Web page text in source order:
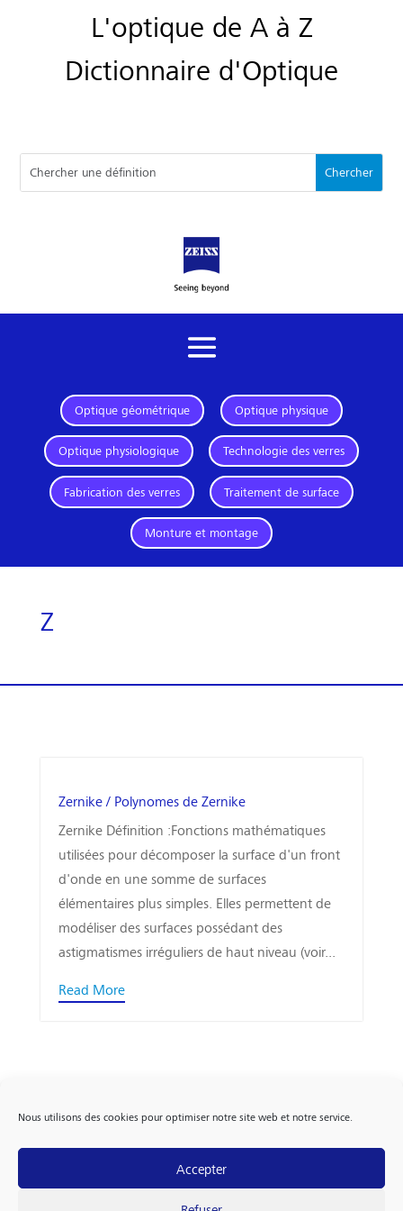
Nous utilisons des cookies pour optimiser notre site web et notre service.
Accepter
L'optique de A à Z
Dictionnaire d'Optique
Optique géométrique Optique physique
Optique physiologique Technologie des verres
Fabrication des verres Traitement de surface
Monture et montage
Z
Zernike / Polynomes de Zernike
Zernike Définition :Fonctions mathématiques
utilisées pour décomposer la surface d'un front
d'onde en une somme de surfaces
élémentaires plus simples. Elles permettent de
modéliser des surfaces possédant des
astigmatismes irréguliers de haut niveau (voir...
Read More
FOLLOW US